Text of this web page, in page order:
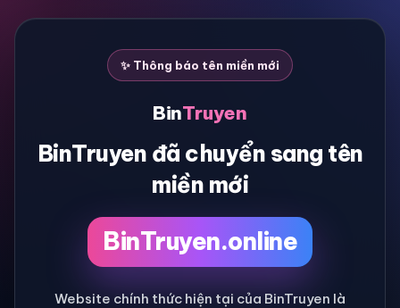
✨ Thông báo tên miền mới
BinTruyen
BinTruyen đã chuyển sang tên
miền mới
BinTruyen.online
Website chính thức hiện tại của BinTruyen là